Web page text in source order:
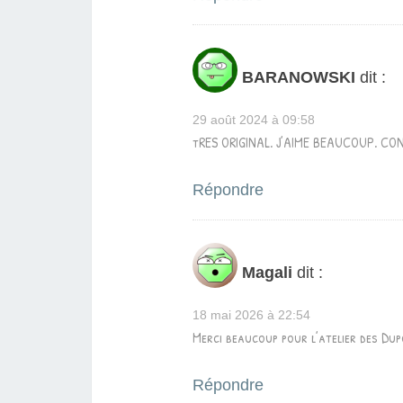
BARANOWSKI dit :
29 août 2024 à 09:58
tRES ORIGINAL. J’AIME BEAUCOUP.
Répondre
Magali dit :
18 mai 2026 à 22:54
Merci beaucoup pour l’atelier des
Répondre